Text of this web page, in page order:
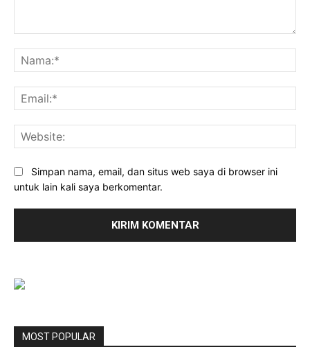
Simpan nama, email, dan situs web saya di browser ini
untuk lain kali saya berkomentar.
MOST POPULAR